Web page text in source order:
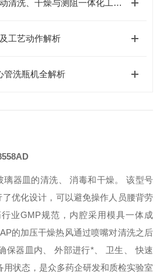
解析吸收瓶洗瓶机全自动清洗、干燥与测阻一体化工作原理
工艺动作解析
管洗瓶机全解析
璃器皿的清洗、 消毒和干燥。 该型号
优化设计，可以避免操作人员腰背劳
业GMP规范，内腔采用模具一体成
的加压干燥热风通过喷嘴对清洗之后
保器皿内、 外部进行*、 卫生、 快速
用状态，是众多药企研发和质检实验室